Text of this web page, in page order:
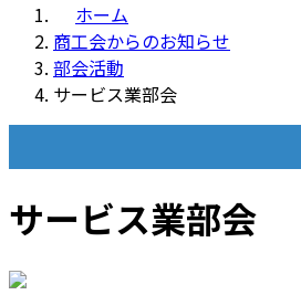
ホーム
商工会からのお知らせ
部会活動
サービス業部会
サービス業部会